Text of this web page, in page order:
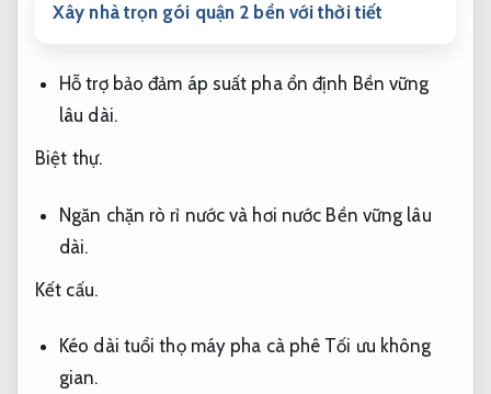
Xây nhà trọn gói quận 2 bền với thời tiết
Hỗ trợ bảo đảm áp suất pha ổn định Bền vững
lâu dài.
Biệt thự.
Ngăn chặn rò rỉ nước và hơi nước Bền vững lâu
dài.
Kết cấu.
Kéo dài tuổi thọ máy pha cà phê Tối ưu không
gian.